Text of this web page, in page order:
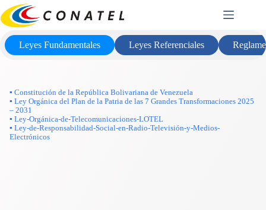
Saltar
al
contenido
Marco Legal
Leyes Fundamentales Leyes Referenciales
▪ Constitución de la República Bolivariana de Venezuela
▪ Ley Orgánica del Plan de la Patria de las 7 Grandes Transformaciones 2025
– 2031
▪ Ley-Orgánica-de-Telecomunicaciones-LOTEL
▪ Ley-de-Responsabilidad-Social-en-Radio-Televisión-y-Medios-
Electrónicos